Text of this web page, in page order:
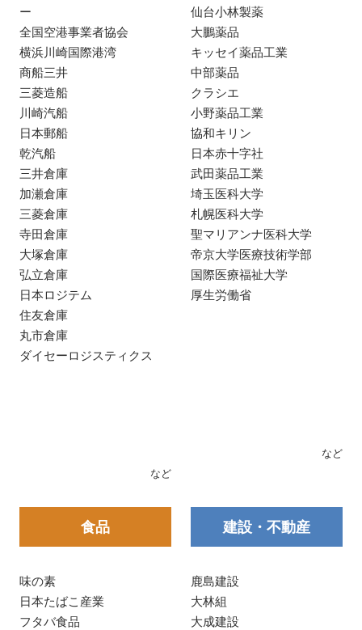
ー
全国空港事業者協会
横浜川崎国際港湾
商船三井
三菱造船
川崎汽船
日本郵船
乾汽船
三井倉庫
加瀬倉庫
三菱倉庫
寺田倉庫
大塚倉庫
弘立倉庫
日本ロジテム
住友倉庫
丸市倉庫
ダイセーロジスティクス
など
仙台小林製薬
大鵬薬品
キッセイ薬品工業
中部薬品
クラシエ
小野薬品工業
協和キリン
日本赤十字社
武田薬品工業
埼玉医科大学
札幌医科大学
聖マリアンナ医科大学
帝京大学医療技術学部
国際医療福祉大学
厚生労働省
など
食品
味の素
日本たばこ産業
フタバ食品
建設・不動産
鹿島建設
大林組
大成建設